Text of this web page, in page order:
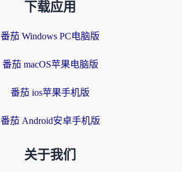
下载应用
番茄 Windows PC电脑版
番茄 macOS苹果电脑版
番茄 ios苹果手机版
番茄 Android安卓手机版
关于我们